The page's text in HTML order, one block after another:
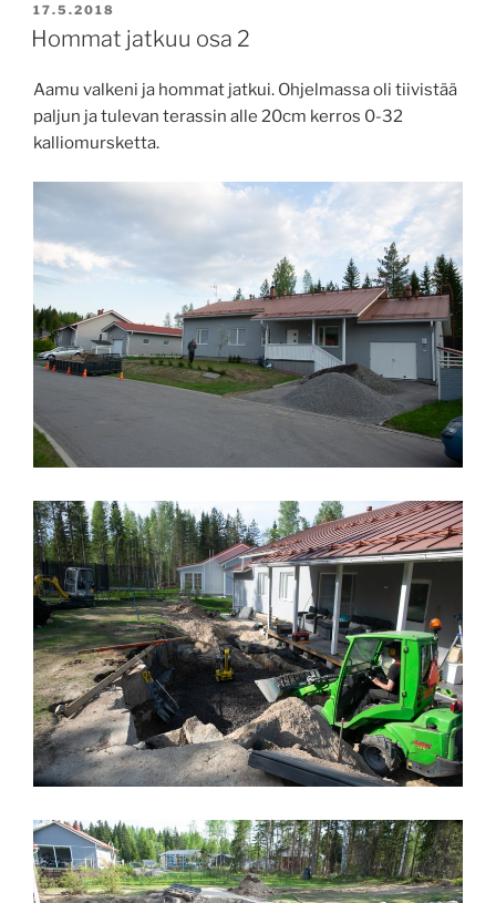
JULKAISTU
17.5.2018
Hommat jatkuu osa 2
Aamu valkeni ja hommat jatkui. Ohjelmassa oli tiivistää
paljun ja tulevan terassin alle 20cm kerros 0-32
kalliomursketta.